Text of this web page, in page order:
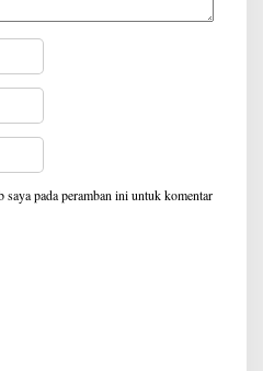
saya pada peramban ini untuk komentar